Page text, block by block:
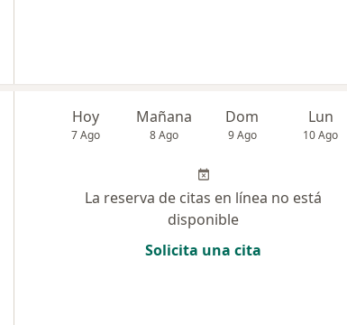
Hoy
7 Ago
Mañana
8 Ago
Dom
9 Ago
Lun
10 Ago
La reserva de citas en línea no está
disponible
Solicita una cita